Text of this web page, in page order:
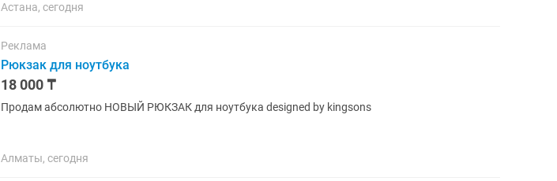
Астана, сегодня
Реклама
Рюкзак для ноутбука
18 000 ₸
Продам абсолютно НОВЫЙ РЮКЗАК для ноутбука designed by kingsons
Алматы, сегодня